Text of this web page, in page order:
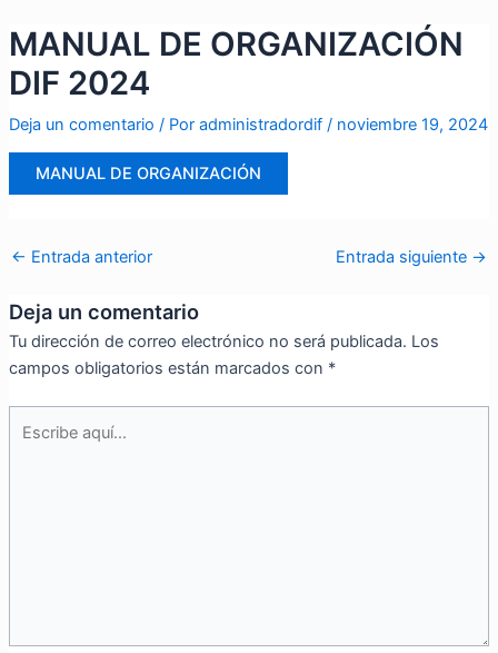
contenido
MANUAL DE ORGANIZACIÓN
DIF 2024
Deja un comentario / Por administradordif / noviembre 19, 2024
MANUAL DE ORGANIZACIÓN
de
entradas
← Entrada anterior Entrada siguiente →
Deja un comentario
Tu dirección de correo electrónico no será publicada. Los
campos obligatorios están marcados con *
aquí...